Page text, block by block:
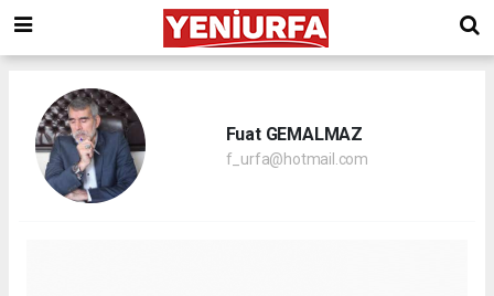
Fuat GEMALMAZ
f_urfa@hotmail.com